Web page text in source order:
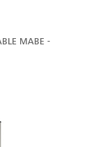
MABE -